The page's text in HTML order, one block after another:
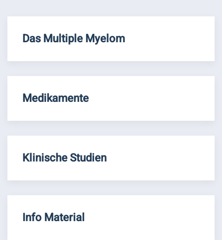
Das Multiple Myelom
Medikamente
Klinische Studien
Info Material